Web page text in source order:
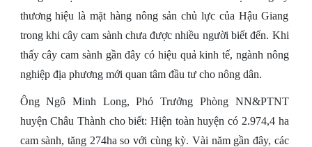
thương hiệu là mặt hàng nông sản chủ lực của Hậu Giang
trong khi cây cam sành chưa được nhiều người biết đến. Khi
thấy cây cam sành gần đây có hiệu quả kinh tế, ngành nông
nghiệp địa phương mới quan tâm đầu tư cho nông dân.
Ông Ngô Minh Long, Phó Trưởng Phòng NN&PTNT
huyện Châu Thành cho biết: Hiện toàn huyện có 2.974,4 ha
cam sành, tăng 274ha so với cùng kỳ. Vài năm gần đây, các